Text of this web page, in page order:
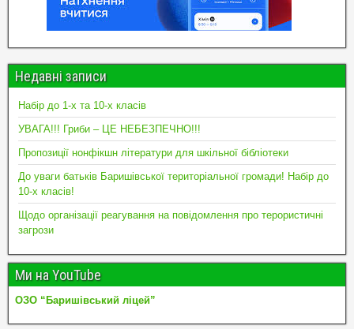
Недавні записи
Набір до 1-х та 10-х класів
УВАГА!!! Гриби – ЦЕ НЕБЕЗПЕЧНО!!!
Пропозиції нонфікшн літератури для шкільної бібліотеки
До уваги батьків Баришівської територіальної громади! Набір до
10-х класів!
Щодо організації реагування на повідомлення про терористичні
загрози
Ми на YouTube
ОЗО “Баришівський ліцей”